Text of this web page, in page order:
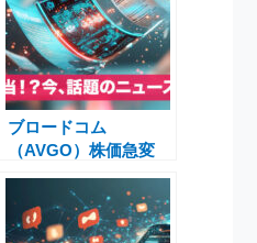
ブロードコム
（AVGO）株価急変
動：決算好調で時間外
下落直後に回復